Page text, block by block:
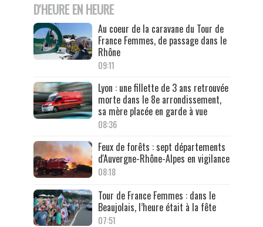
D'HEURE EN HEURE
Au coeur de la caravane du Tour de
France Femmes, de passage dans le
Rhône
09:11
Lyon : une fillette de 3 ans retrouvée
morte dans le 8e arrondissement,
sa mère placée en garde à vue
08:36
Feux de forêts : sept départements
d'Auvergne-Rhône-Alpes en vigilance
08:18
Tour de France Femmes : dans le
Beaujolais, l’heure était à la fête
07:51